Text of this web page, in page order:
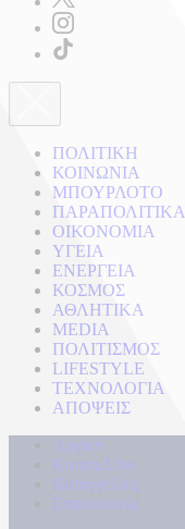
ΠΟΛΙΤΙΚΗ
ΚΟΙΝΩΝΙΑ
ΜΠΟΥΡΛΟΤΟ
ΠΑΡΑΠΟΛΙΤΙΚΑ
ΟΙΚΟΝΟΜΙΑ
ΥΓΕΙΑ
ΕΝΕΡΓΕΙΑ
ΚΟΣΜΟΣ
ΑΘΛΗΤΙΚΑ
MEDIA
ΠΟΛΙΤΙΣΜΟΣ
LIFESTYLE
ΤΕΧΝΟΛΟΓΙΑ
ΑΠΟΨΕΙΣ
Αρχική
Kontra Live
Καταγγελίες
Επικοινωνία